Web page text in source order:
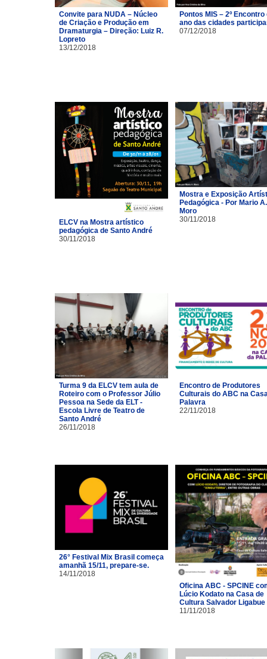
Convite para NUDA – Núcleo
de Criação e Produção em
Dramaturgia – Direção: Luiz R.
Lopreto
13/12/2018
Pontos MIS – 2º Encontro
ano das cidades
07/12/2018
ELCV na Mostra artístico
pedagógica de Santo André
30/11/2018
Mostra e Exposição
Pedagógica - Por Mario A.
Moro
30/11/2018
Turma 9 da ELCV tem aula de
Roteiro com o Professor Júlio
Pessoa na Sede da ELT -
Escola Livre de Teatro de
Santo André
26/11/2018
Encontro de Produtores
Culturais do ABC na
Palavra
22/11/2018
26° Festival Mix Brasil começa
amanhã 15/11, prepare-se.
14/11/2018
Oficina ABC - SPCINE
Lúcio Kodato na Casa de
Cultura Salvador Ligabue
11/11/2018